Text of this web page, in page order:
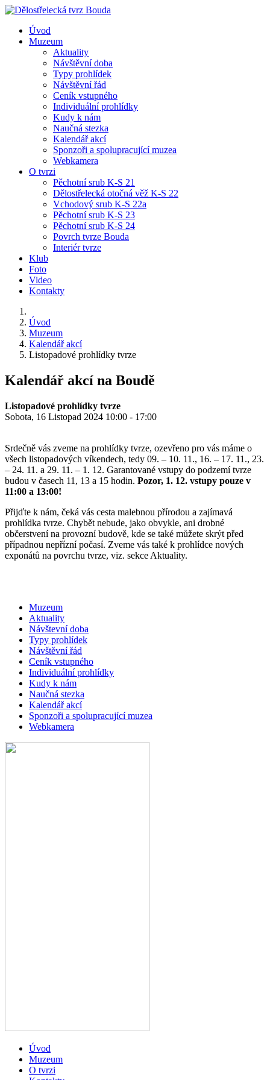
Úvod
Muzeum
Aktuality
Návštěvní doba
Typy prohlídek
Návštěvní řád
Ceník vstupného
Individuální prohlídky
Kudy k nám
Naučná stezka
Kalendář akcí
Sponzoři a spolupracující muzea
Webkamera
O tvrzi
Pěchotní srub K-S 21
Dělostřelecká otočná věž K-S 22
Vchodový srub K-S 22a
Pěchotní srub K-S 23
Pěchotní srub K-S 24
Povrch tvrze Bouda
Interiér tvrze
Klub
Foto
Video
Kontakty
Úvod
Muzeum
Kalendář akcí
Listopadové prohlídky tvrze
Kalendář akcí na Boudě
Listopadové prohlídky tvrze
Sobota, 16 Listopad 2024 10:00 - 17:00
Srdečně vás zveme na prohlídky tvrze, ozevřeno pro vás máme o
všech listopadových víkendech, tedy 09. – 10. 11., 16. – 17. 11., 23.
– 24. 11. a 29. 11. – 1. 12. Garantované vstupy do podzemí tvrze
budou v časech 11, 13 a 15 hodin. Pozor, 1. 12. vstupy pouze v
11:00 a 13:00!
Přijďte k nám, čeká vás cesta malebnou přírodou a zajímavá
prohlídka tvrze. Chybět nebude, jako obvykle, ani drobné
občerstvení na provozní budově, kde se také můžete skrýt před
případnou nepřízní počasí. Zveme vás také k prohlídce nových
exponátů na povrchu tvrze, viz. sekce Aktuality.
Muzeum
Aktuality
Návštevní doba
Typy prohlídek
Návštěvní řád
Ceník vstupného
Individuální prohlídky
Kudy k nám
Naučná stezka
Kalendář akcí
Sponzoři a spolupracující muzea
Webkamera
Úvod
Muzeum
O tvrzi